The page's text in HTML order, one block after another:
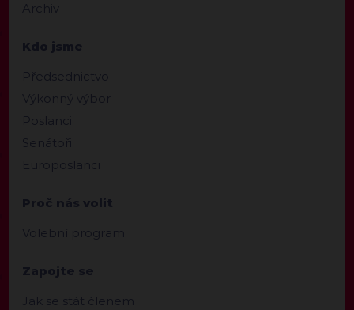
Archiv
Kdo jsme
Předsednictvo
Výkonný výbor
Poslanci
Senátoři
Europoslanci
Proč nás volit
Volební program
Zapojte se
Jak se stát členem